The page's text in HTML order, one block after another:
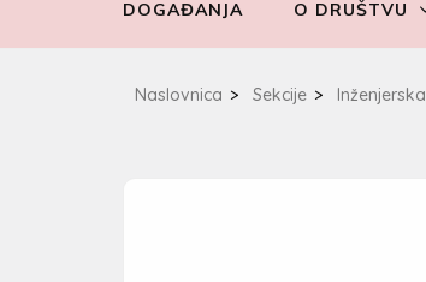
DOGAĐANJA O DRUŠTVU
Naslovnica > Sekcije > Inženjerska